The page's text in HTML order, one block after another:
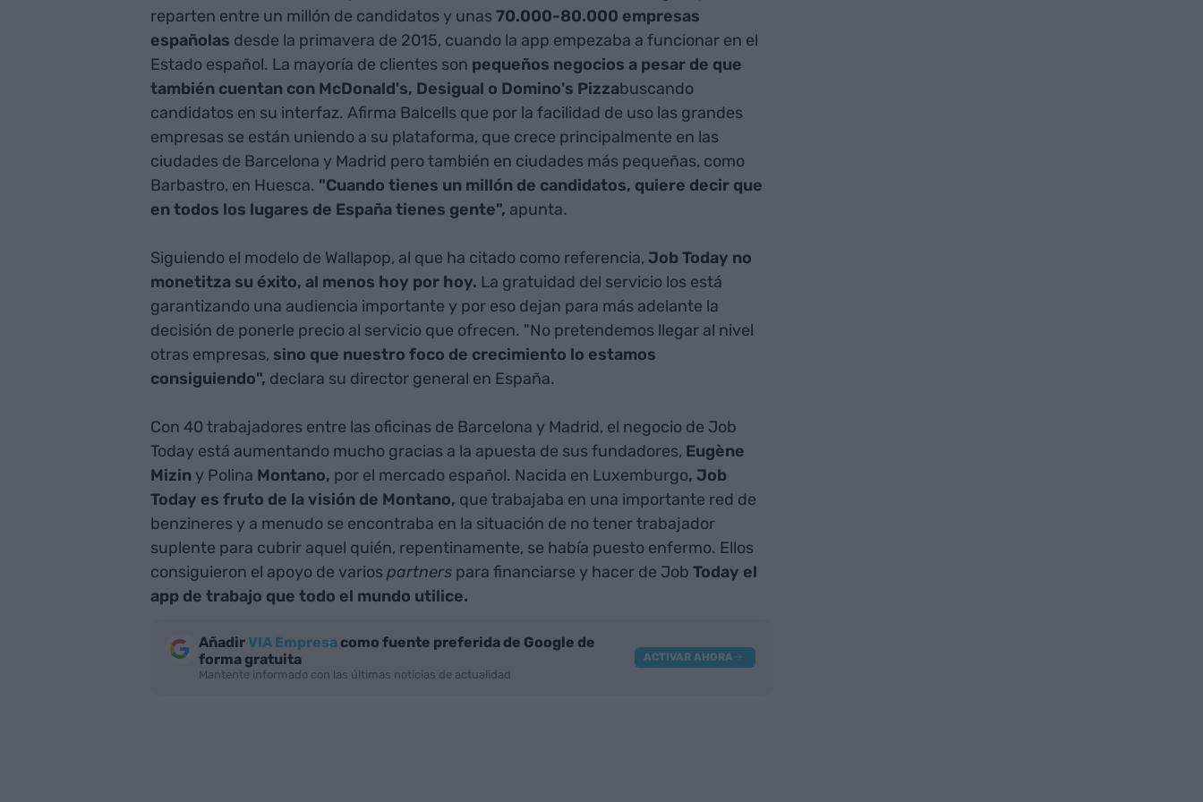
reparten entre un millón de candidatos y unas70.000-80.000 empresas
españolas desde la primavera de 2015, cuando la app empezaba a funcionar en el
Estado español. La mayoría de clientes son pequeños negocios a pesar de que
también cuentan con McDonald's, Desigual o Domino's Pizzabuscando
candidatos en su interfaz. Afirma Balcells que por la facilidad de uso las grandes
empresas se están uniendo a su plataforma, que crece principalmente en las
ciudades de Barcelona y Madrid pero también en ciudades más pequeñas, como
Barbastro, en Huesca. "Cuando tienes un millón de candidatos, quiere decir que
en todos los lugares de España tienes gente", apunta.
Siguiendo el modelo de Wallapop, al que ha citado como referencia, Job Today no
monetitza su éxito, al menos hoy por hoy. La gratuidad del servicio los está
garantizando una audiencia importante y por eso dejan para más adelante la
decisión de ponerle precio al servicio que ofrecen. "No pretendemos llegar al nivel
otras empresas, sino que nuestro foco de crecimiento lo estamos
consiguiendo", declara su director general en España.
Con 40 trabajadores entre las oficinas de Barcelona y Madrid, el negocio de Job
Today está aumentando mucho gracias a la apuesta de sus fundadores, Eugène
Mizin y Polina Montano, por el mercado español. Nacida en Luxemburgo, Job
Today es fruto de la visión de Montano, que trabajaba en una importante red de
benzineres y a menudo se encontraba en la situación de no tener trabajador
suplente para cubrir aquel quién, repentinamente, se había puesto enfermo. Ellos
consiguieron el apoyo de variospartnerspara financiarse y hacer de Job Today el
app de trabajo que todo el mundo utilice.
AñadirVIA Empresacomo fuente preferida de Google de
forma gratuita
Mantente informado con las últimas noticias de actualidad
ACTIVAR AHORA